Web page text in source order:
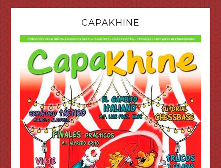
CAPAKHINE